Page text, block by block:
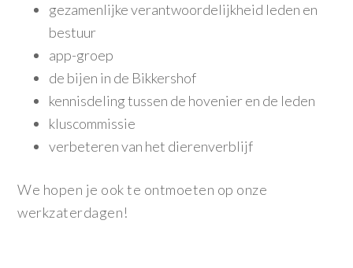
gezamenlijke verantwoordelijkheid leden en
bestuur
app-groep
de bijen in de Bikkershof
kennisdeling tussen de hovenier en de leden
kluscommissie
verbeteren van het dierenverblijf
We hopen je ook te ontmoeten op onze
werkzaterdagen!